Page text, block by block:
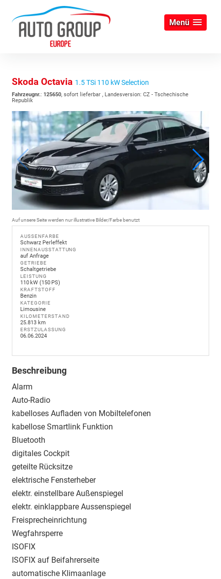
Menü
Skoda Octavia 1.5 TSi 110 kW Selection
Fahrzeugnr.: 125650, sofort lieferbar , Landesversion: CZ - Tschechische
Republik
Auf unsere Seite werden nur illustrative Bilder/Farbe benutzt
AUSSENFARBE
Schwarz Perleffekt
INNENAUSSTATTUNG
auf Anfrage
GETRIEBE
Schaltgetriebe
LEISTUNG
110 kW (150 PS)
KRAFTSTOFF
Benzin
KATEGORIE
Limousine
KILOMETERSTAND
25.813 km
ERSTZULASSUNG
06.06.2024
Beschreibung
Alarm
Auto-Radio
kabelloses Aufladen von Mobiltelefonen
kabellose Smartlink Funktion
Bluetooth
digitales Cockpit
geteilte Rücksitze
elektrische Fensterheber
elektr. einstellbare Außenspiegel
elektr. einklappbare Aussenspiegel
Freisprecheinrichtung
Wegfahrsperre
ISOFIX
ISOFIX auf Beifahrerseite
automatische Klimaanlage